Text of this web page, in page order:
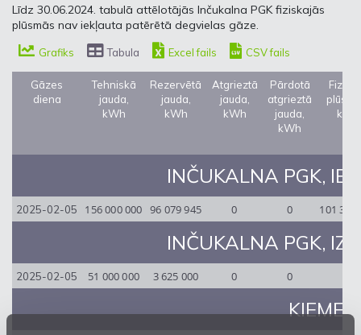
Līdz 30.06.2024. tabulā attēlotājās Inčukalna PGK fiziskajās
plūsmās nav iekļauta patērētā degvielas gāze.
Grafiks Tabula Excel fails CSV fails
Gāzes
diena
Tehniskā
jauda,
kWh
Rezervētā
jauda,
kWh
Atgrieztā
jauda,
kWh
Pārdotā
atgrieztā
jauda,
kWh
kWh
INČUKALNA PGK,
2025-02-05 156 000 000 96 079 945 0 0 101 392
INČUKALNA PGK,
2025-02-05 51 000 000 3 625 000 0 0